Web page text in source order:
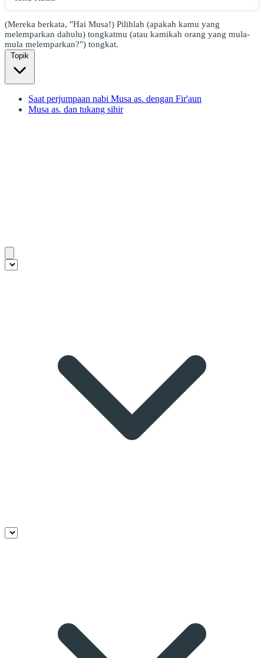
(Mereka berkata, "Hai Musa!) Pilihlah (apakah kamu yang
melemparkan dahulu) tongkatmu (atau kamikah orang yang mula-
mula melemparkan?") tongkat.
Topik
Saat perjumpaan nabi Musa as. dengan Fir'aun
Musa as. dan tukang sihir